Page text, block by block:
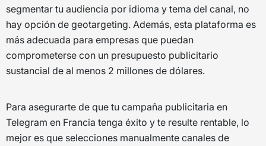
segmentar tu audiencia por idioma y tema del canal, no
hay opción de geotargeting. Además, esta plataforma es
más adecuada para empresas que puedan
comprometerse con un presupuesto publicitario
sustancial de al menos 2 millones de dólares.
Para asegurarte de que tu campaña publicitaria en
Telegram en Francia tenga éxito y te resulte rentable, lo
mejor es que selecciones manualmente canales de